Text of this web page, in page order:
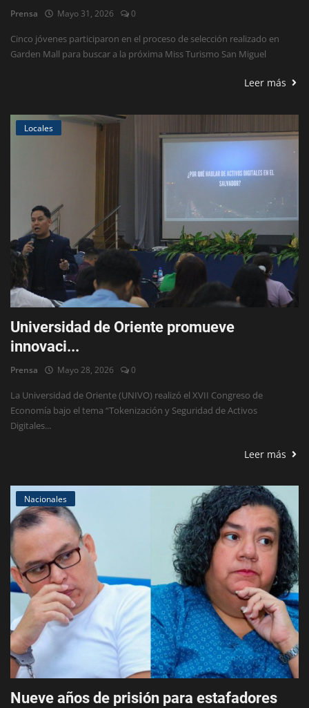
Prensa Mayo 31, 2026 0
Cinco jóvenes participaron en el proceso de selección realizado en
Garden Mall para buscar a la próxima Miss Turismo San Miguel
Leer más
Locales
Universidad de Oriente promueve
innovaci...
Prensa Mayo 28, 2026 0
La Universidad de Oriente (UNIVO) realizó el XVII Congreso de
Economía bajo el tema “Tokenización y Seguridad de Activos
Digitales...
Leer más
Nacionales
Nueve años de prisión para estafadores